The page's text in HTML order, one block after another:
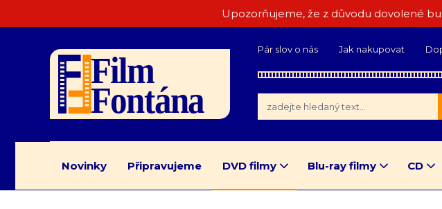
Upozorňujeme, že z důvodu dovolené
Pár slov o nás Jak nakupovat
Novinky Připravujeme DVD filmy Blu-ray filmy CD